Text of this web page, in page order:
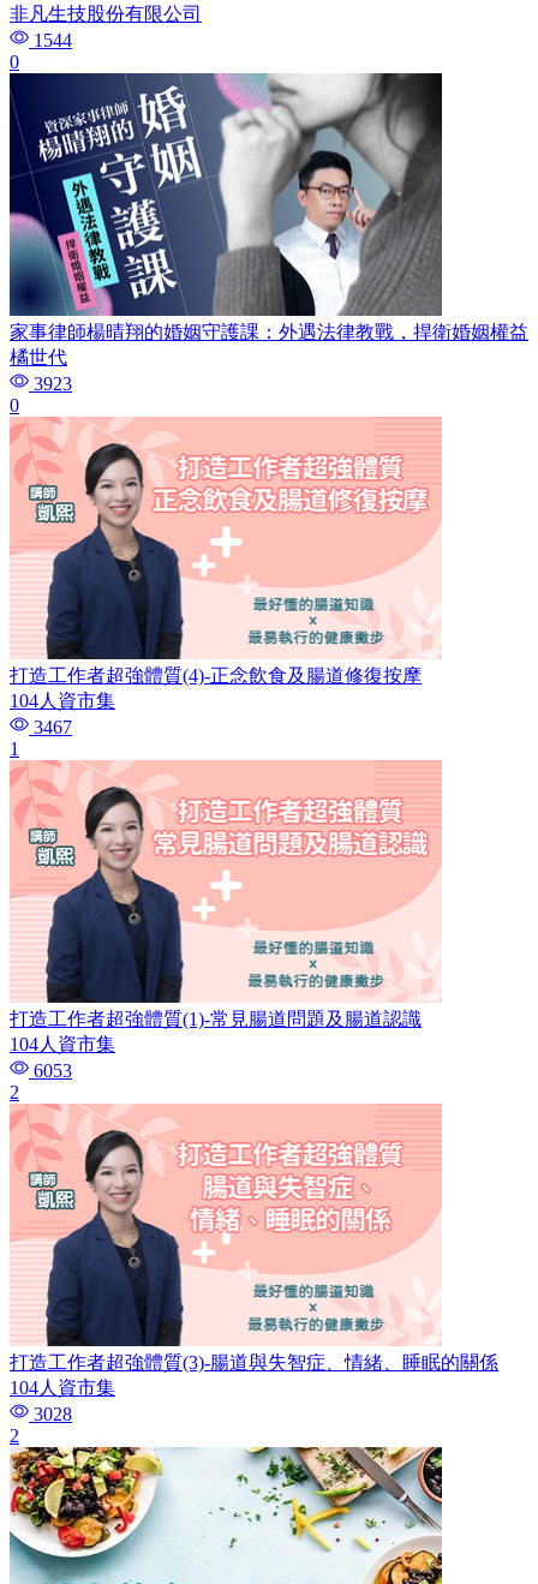
非凡生技股份有限公司
1544
0
家事律師楊晴翔的婚姻守護課：外遇法律教戰，捍衛婚姻權益
橘世代
3923
0
打造工作者超強體質(4)-正念飲食及腸道修復按摩
104人資市集
3467
1
打造工作者超強體質(1)-常見腸道問題及腸道認識
104人資市集
6053
2
打造工作者超強體質(3)-腸道與失智症、情緒、睡眠的關係
104人資市集
3028
2